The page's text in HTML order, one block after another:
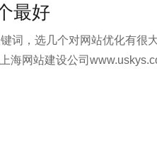
最好
词，选几个对网站优化有很
海网站建设公司